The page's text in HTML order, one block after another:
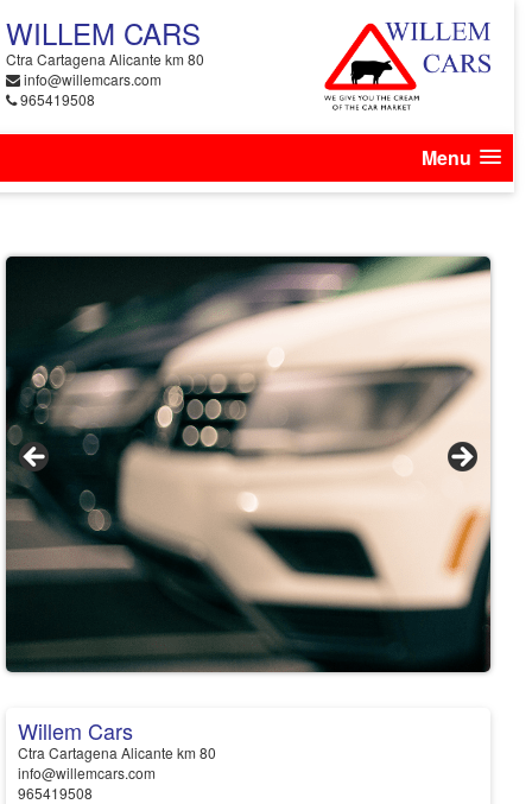
WILLEM CARS
Ctra Cartagena Alicante km 80
info@willemcars.com
965419508
Menu
Willem Cars
Ctra Cartagena Alicante km 80
info@willemcars.com
965419508